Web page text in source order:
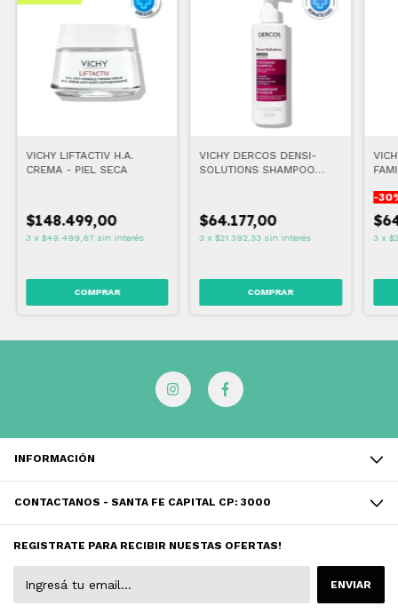
VICHY LIFTACTIV H.A.
CREMA - PIEL SECA
$148.499,00
3 x $49.499,67 sin interés
VICHY DERCOS DENSI-
SOLUTIONS SHAMPOO
$64.177,00
3 x $21.392,33 sin interés
-30
3 x
INFORMACIÓN
CONTACTANOS - SANTA FE CAPITAL CP: 3000
REGISTRATE PARA RECIBIR NUESTAS OFERTAS!